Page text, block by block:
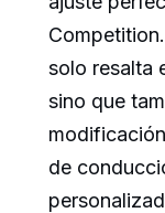
solo resalta
sino que
de